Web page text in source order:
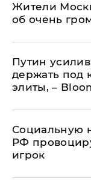
Жители
об очень
Путин
держать под
элиты, –
Социальную
РФ
игрок